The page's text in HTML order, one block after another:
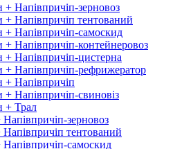
Напівпричіп-зерновоз
Напівпричіп тентований
Напівпричіп-самоскид
Напівпричіп-контейнеровоз
Напівпричіп-цистерна
+ Напівпричіп-рефрижератор
+ Напівпричіп
Напівпричіп-свиновіз
+ Трал
зерновоз
Напівпричіп тентований
Напівпричіп-самоскид